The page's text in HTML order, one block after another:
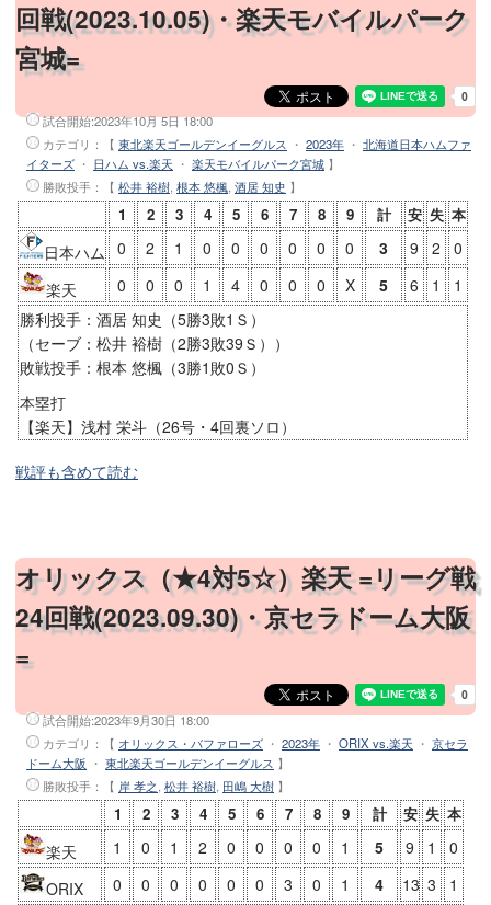
回戦(2023.10.05)・楽天モバイルパーク
宮城=
試合開始:2023年10月 5日 18:00
カテゴリ：【 東北楽天ゴールデンイーグルス ・ 2023年 ・ 北海道日本ハムファ
イターズ ・ 日ハム vs.楽天 ・ 楽天モバイルパーク宮城 】
勝敗投手 ：【 松井 裕樹, 根本 悠楓, 酒居 知史 】
1 2 3 4 5 6 7 8 9 計 安 失 本
日本ハム 0 2 1 0 0 0 0 0 0 3 9 2
0
楽天
0 0 0 1 4 0 0 0 X 5 6 1
1
勝利投手：酒居 知史（5勝3敗1Ｓ）
（セーブ：松井 裕樹（2勝3敗39Ｓ））
敗戦投手：根本 悠楓（3勝1敗0Ｓ）
本塁打
【楽天】浅村 栄斗（26号・4回裏ソロ）
戦評も含めて読む
オリックス（★4対5☆）楽天 =リーグ戦
24回戦(2023.09.30)・京セラドーム大阪
=
試合開始:2023年9月30日 18:00
カテゴリ：【 オリックス・バファローズ ・ 2023年 ・ ORIX vs.楽天 ・ 京セラ
ドーム大阪 ・ 東北楽天ゴールデンイーグルス 】
勝敗投手 ：【 岸 孝之 松井 裕樹 田嶋 大樹 】
1 2 3 4 5 6 7 8 9 計 安 失 本
楽天 1 0 1 2 0 0 0 0 1 5 9 1
0
ORIX
0 0 0 0 0 0 3 0 1 4 13 3
1